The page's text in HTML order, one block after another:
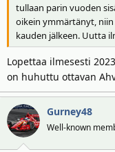
tullaan parin vuoden
oikein ymmärtänyt,
kauden jälkeen. Uutta
Lopettaa ilmesesti
on huhuttu ottavan
Gurney48
Well-known